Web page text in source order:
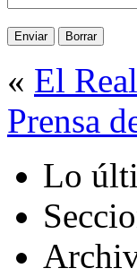
« El
Prensa
Lo